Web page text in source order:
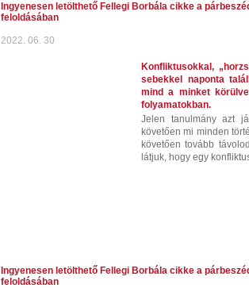
Ingyenesen letölthető Fellegi Borbála cikke a
feloldásában
2022. 06. 30
Konfliktusokkal,
sebekkel naponta
mind a minket
folyamatokban.
Jelen tanulmány azt
követően mi minden
követően tovább
látjuk, hogy egy
Ingyenesen letölthető Fellegi Borbála cikke a
feloldásában